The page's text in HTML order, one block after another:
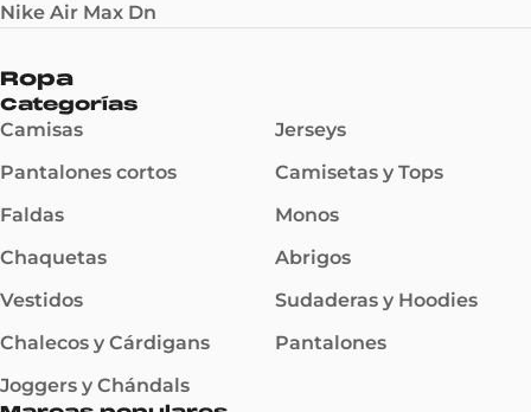
Nike Air Max Dn
Ropa
Categorías
Camisas
Pantalones cortos
Faldas
Chaquetas
Vestidos
Chalecos y Cárdigans
Joggers y Chándals
Jerseys
Camisetas y Tops
Monos
Abrigos
Sudaderas y Hoodies
Pantalones